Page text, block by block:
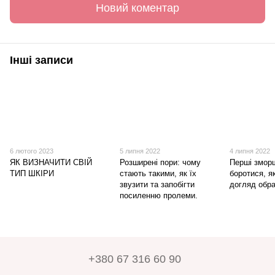
Новий коментар
Інші записи
6 лютого 2023
ЯК ВИЗНАЧИТИ СВІЙ
ТИП ШКІРИ
5 липня 2022
Розширені пори: чому
стають такими, як їх
звузити та запобігти
посиленню пролеми.
4 липня 2022
Перші
боротися,
догляд
+380 67 316 60 90